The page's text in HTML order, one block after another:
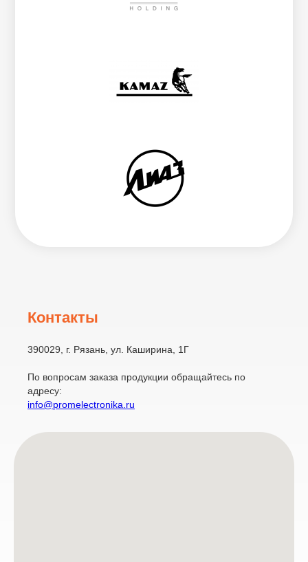
Контакты
390029, г. Рязань, ул. Каширина, 1Г
По вопросам заказа продукции обращайтесь по
адресу:
info@promelectronika.ru